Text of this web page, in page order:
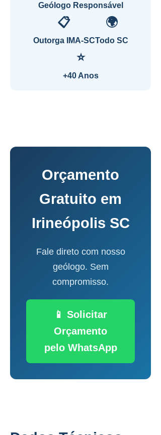
Geólogo Responsável
📋
Outorga IMA-SC
🌍
Todo SC
⭐
+40 Anos
Orçamento
Gratuito em
Irineópolis SC
Fale direto com nosso
geólogo. Sem
compromisso.
📱 Solicitar
Orçamento
pelo WhatsApp